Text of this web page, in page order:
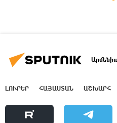
ԼՈՒՐԵՐ ՀԱՅԱՍՏԱՆ ԱՇԽԱՐՀ